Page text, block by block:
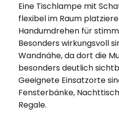
Eine Tischlampe mit
flexibel im Raum
Handumdrehen für
Besonders wirkungsvoll
Wandnähe, da dort die
besonders deutlich
Geeignete Einsatzorte
Fensterbänke,
Regale.